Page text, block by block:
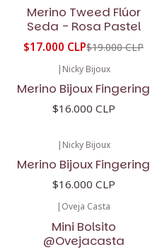
Merino Tweed Flúor
Seda - Rosa Pastel
$17.000 CLP$19.000 CLP
| Nicky Bijoux
Merino Bijoux Fingering
$16.000 CLP
| Nicky Bijoux
Merino Bijoux Fingering
$16.000 CLP
| Oveja Casta
Mini Bolsito
@Ovejacasta